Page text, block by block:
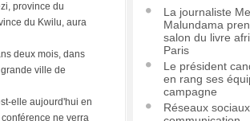
province du
du Kwilu, aura
deux mois, dans
ville de
elle aujourd'hui en
ne verra
La journaliste
Malundama
salon du livre
Paris
Le président
en rang ses
campagne
Réseaux